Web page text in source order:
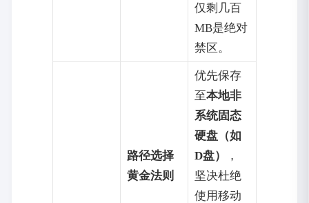
仅剩几百
MB是绝对
禁区。
路径选择
黄金法则
优先保存
至本地非
系统固态
硬盘（如
D盘）
，
坚决杜绝
使用移动